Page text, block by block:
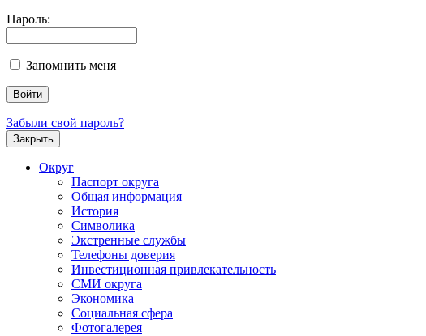
Пароль:
Запомнить меня
Забыли свой пароль?
Закрыть
Округ
Паспорт округа
Общая информация
История
Символика
Экстренные службы
Телефоны доверия
Инвестиционная привлекательность
СМИ округа
Экономика
Социальная сфера
Фотогалерея